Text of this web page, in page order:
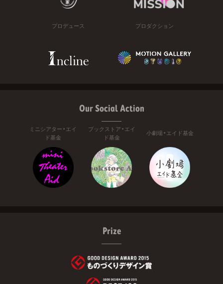
プロデュース プロダクション
Our Social Action
ミニシアター・エイ
ド基金
ブックストア・エイ
ド基金
小劇場・エイド基金
Prize